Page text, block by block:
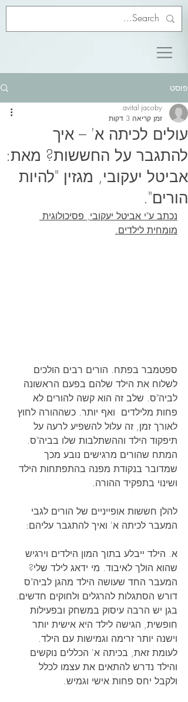
פוסט
עולים לכיתה א' – איך
להתגבר על החששות? מאת:
אביטל יעקובי, מגזין "להיות
הורים".
avital jacoby
זמן קריאה 3 דקות
נכתב ע"י אביטל יעקובי, פסיכולוגית
מומחית לילדים.
ספטמבר בפתח. הורים רבים הולכים
לשלוח את הילד שלהם בפעם הראשונה
לביה"ס. שלב זה הוא קשה להורים לא
פחות מלילדים  ואף יותר. כשההורה לחוץ
לאורך זמן, זה עלול להשפיע לרעה על
תיפקוד הילד וההשתלבות שלו בביה"ס.
המתח שהורים מרגישים נובע מכך
שמדובר בנקודת מפנה בהתפתחות הילד
ושינוי בתפקיד ההורה.
להלן חששות אופייניים של הורים לגבי
המעבר לכיתה א' ואיך להתגבר עליהם:
א. הילד ייבלע בתוך המון הילדים וירגיש
שהוא הולך לאיבוד. מי ידאג לילד שלי?
המעבר החד שעושה הילד מהגן לביה"ס
דורש הסתגלות להרגלים ולחוקים חדשים.
בגן יש הרבה עיסוק במשחק ובפעילות
חופשית, הגישה לילד היא אישית יותר
וישנה יותר זרימה וגמישות עם הילד.
לעומת זאת, בכיתה א' הכללים נוקשים
והילד נדרש להתאים את עצמו לכלל
ולקבל יחס פחות אישי וגמיש.